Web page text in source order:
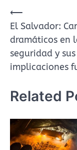
Navegación
de
entradas
⟵
El Salvador:
dramáticos en
seguridad y sus
implicaciones
Related